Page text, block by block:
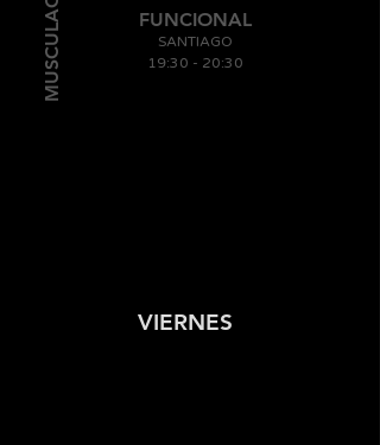
FUNCIONAL
SANTIAGO
19:30 - 20:30
MUSCULACIÓN
VIERNES